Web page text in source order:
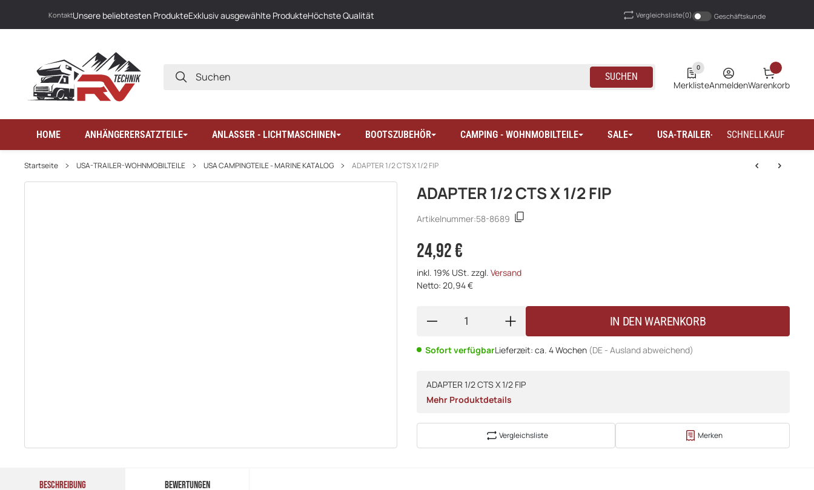
KontaktUnsere beliebtesten ProdukteExklusiv ausgewählte ProdukteHöchste Qualität Vergleichsliste(0) Geschäftskunde
0
MerklisteAnmeldenWarenkorb
SUCHEN SUCHEN
HOME ANHÄNGERERSATZTEILE ANLASSER - LICHTMASCHINEN BOOTSZUBEHÖR CAMPING - WOHNMOBILTEILE SALE USA-TRAILER-WOHNMOBILTEILE
SCHNELLKAUF
Startseite USA-TRAILER-WOHNMOBILTEILE USA CAMPINGTEILE - MARINE KATALOG ADAPTER 1/2 CTS X 1/2 FIP
ADAPTER 1/2 CTS X 1/2 FIP
Artikelnummer:58-8689
24,92 €
inkl. 19% USt. zzgl. Versand
Netto: 20,94 €
IN DEN WARENKORB
Sofort verfügbarLieferzeit: ca. 4 Wochen (DE - Ausland abweichend)
ADAPTER 1/2 CTS X 1/2 FIP
Mehr Produktdetails
Vergleichsliste Merken
BESCHREIBUNG BEWERTUNGEN